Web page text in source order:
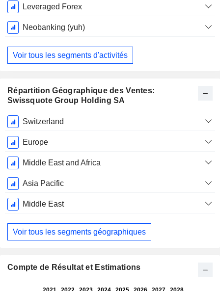
Décembre
Leveraged Forex
Neobanking (yuh)
Voir tous les segments d'activités
Répartition Géographique des Ventes:
Swissquote Group Holding SA
Période
Fiscale:
Décembre
Switzerland
Europe
Middle East and Africa
Asia Pacific
Middle East
Voir tous les segments géographiques
Compte de Résultat et Estimations